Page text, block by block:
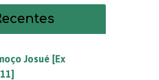
Josué [Ex